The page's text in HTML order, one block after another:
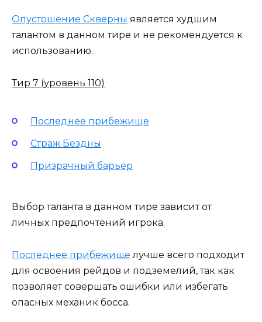
Опустошение Скверны является худшим
талантом в данном тире и не рекомендуется к
использованию.
Тир 7 (уровень 110)
Последнее прибежище
Страж Бездны
Призрачный барьер
Выбор таланта в данном тире зависит от
личных предпочтений игрока.
Последнее прибежище лучше всего подходит
для освоения рейдов и подземелий, так как
позволяет совершать ошибки или избегать
опасных механик босса.